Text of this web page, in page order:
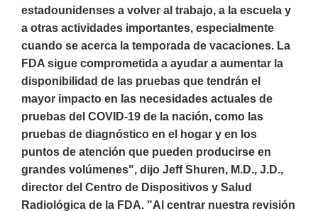
estadounidenses a volver al trabajo, a la escuela y
a otras actividades importantes, especialmente
cuando se acerca la temporada de vacaciones. La
FDA sigue comprometida a ayudar a aumentar la
disponibilidad de las pruebas que tendrán el
mayor impacto en las necesidades actuales de
pruebas del COVID-19 de la nación, como las
pruebas de diagnóstico en el hogar y en los
puntos de atención que pueden producirse en
grandes volúmenes", dijo Jeff Shuren, M.D., J.D.,
director del Centro de Dispositivos y Salud
Radiológica de la FDA. "Al centrar nuestra revisión